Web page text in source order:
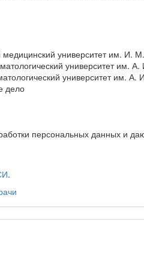
университет им. И.
университет им.
университет им. А.
дело
персональных данных и
.